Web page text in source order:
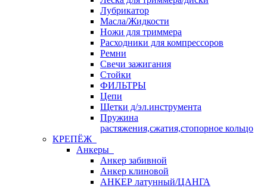
Лубрикатор
Масла/Жидкости
Ножи для триммера
Расходники для компрессоров
Ремни
Свечи зажигания
Стойки
ФИЛЬТРЫ
Цепи
Щетки д/эл.инструмента
Пружина
растяжения,сжатия,стопорное кольцо
КРЕПЁЖ
Анкеры
Анкер забивной
Анкер клиновой
АНКЕР латунный/ЦАНГА